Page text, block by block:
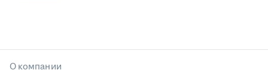
О компании